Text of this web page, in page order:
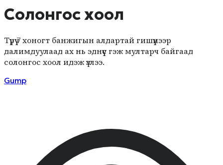
Солонгос хоол
Түрүү 7 хоногт банжигын алдартай гишүүнээр
далимдуулаад ах нь эднүүс гэж мултарч байгаад
солонгос хоол идэж үзлээ.
Gump